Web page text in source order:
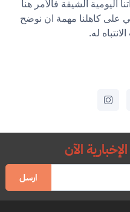
اليومية الشيقة فالأمر هنا
على كاهلنا مهمة ان نوضح
له.
الآن
ارسل